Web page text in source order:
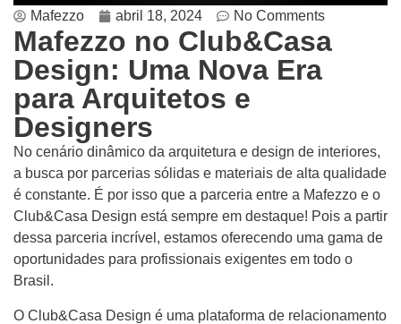
Mafezzo abril 18, 2024 No Comments
Mafezzo no Club&Casa
Design: Uma Nova Era
para Arquitetos e
Designers
No cenário dinâmico da arquitetura e design de interiores,
a busca por parcerias sólidas e materiais de alta qualidade
é constante. É por isso que a parceria entre a Mafezzo e o
Club&Casa Design está sempre em destaque! Pois a partir
dessa parceria incrível, estamos oferecendo uma gama de
oportunidades para profissionais exigentes em todo o
Brasil.
O Club&Casa Design é uma plataforma de relacionamento